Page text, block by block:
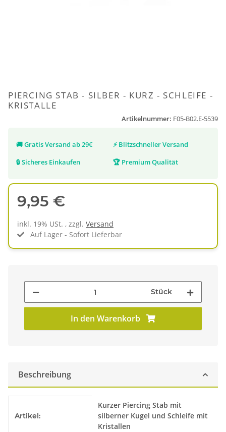
PIERCING STAB - SILBER - KURZ - SCHLEIFE -
KRISTALLE
Artikelnummer: F05-B02.E-5539
🚚Gratis Versand ab 29€ ⚡ Blitzschneller Versand
🔒Sicheres Einkaufen 🏆 Premium Qualität
9,95 €
inkl. 19% USt. , zzgl. Versand
Auf Lager - Sofort Lieferbar
Stück
In den Warenkorb
Beschreibung
Artikel:
Kurzer Piercing Stab mit
silberner Kugel und Schleife mit
Kristallen